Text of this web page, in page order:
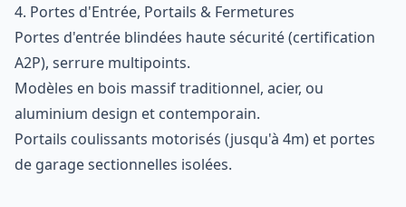
4. Portes d'Entrée, Portails & Fermetures
Portes d'entrée blindées haute sécurité (certification
A2P), serrure multipoints.
Modèles en bois massif traditionnel, acier, ou
aluminium design et contemporain.
Portails coulissants motorisés (jusqu'à 4m) et portes
de garage sectionnelles isolées.